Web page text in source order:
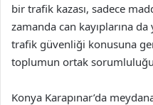
bir trafik kazası, sadece
zamanda can kayıplarına
trafik güvenliği konusuna
toplumun ortak
Konya Karapınar’da